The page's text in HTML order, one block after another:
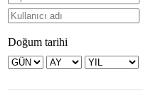
Doğum tarihi